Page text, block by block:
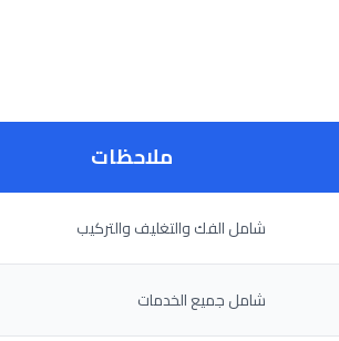
ملاحظات
شامل الفك والتغليف والتركيب
شامل جميع الخدمات